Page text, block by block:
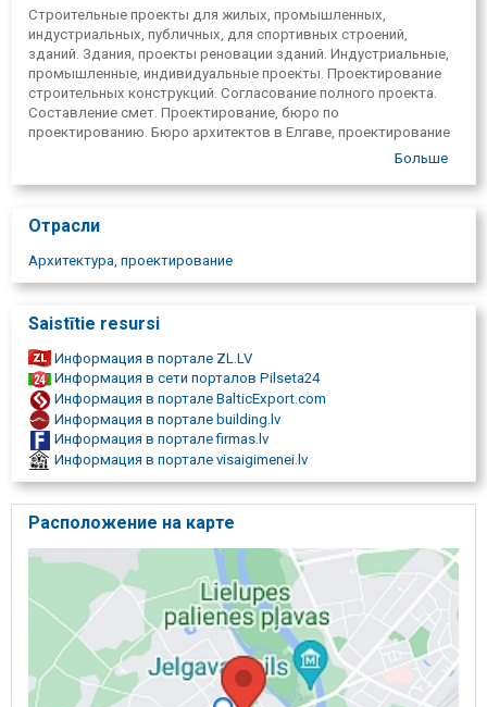
Строительные проекты для жилых, промышленных,
индустриальных, публичных, для спортивных строений,
зданий. Здания, проекты реновации зданий. Индустриальные,
промышленные, индивидуальные проекты. Проектирование
строительных конструкций. Согласование полного проекта.
Составление смет. Проектирование, бюро по
проектированию. Бюро архитектов в Елгаве, проектирование
домов, архитектурные проекты, разработка строительного
инженерных сетей, проект реконструкции, координация
BIS, авторонадзор, Namejs Pluss.
Больше
Отрасли
Архитектура, проектирование
Saistītie resursi
Информация в портале ZL.LV
Информация в сети порталов Pilseta24
Информация в портале BalticExport.com
Информация в портале building.lv
Информация в портале firmas.lv
Информация в портале visaigimenei.lv
Расположение на карте